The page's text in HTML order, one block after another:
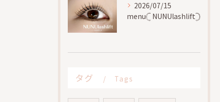
2026/07/15
menu𓊆 NUNUlashlift𓊇
タグ Tags